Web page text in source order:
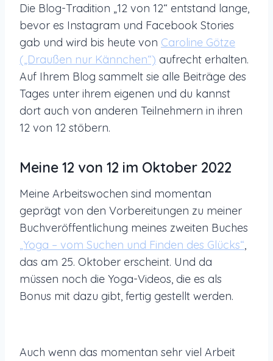
Die Blog-Tradition „12 von 12“ entstand lange,
bevor es Instagram und Facebook Stories
gab und wird bis heute von Caroline Götze
(„Draußen nur Kännchen“) aufrecht erhalten.
Auf Ihrem Blog sammelt sie alle Beiträge des
Tages unter ihrem eigenen und du kannst
dort auch von anderen Teilnehmern in ihren
12 von 12 stöbern.
Meine 12 von 12 im Oktober 2022
Meine Arbeitswochen sind momentan
geprägt von den Vorbereitungen zu meiner
Buchveröffentlichung meines zweiten Buches
„Yoga – vom Suchen und Finden des Glücks“,
das am 25. Oktober erscheint. Und da
müssen noch die Yoga-Videos, die es als
Bonus mit dazu gibt, fertig gestellt werden.
Auch wenn das momentan sehr viel Arbeit